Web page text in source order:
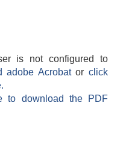
is not configured to
adobe Acrobatorclick
to download the PDF